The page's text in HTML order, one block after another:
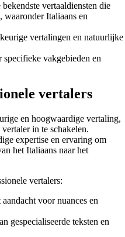
vertaaldiensten die
waaronder Italiaans en
vertalingen en natuurlijke
vakgebieden en
vertalers
en hoogwaardige vertaling,
in te schakelen.
expertise en ervaring om
het Italiaans naar het
vertalers:
voor nuances en
gespecialiseerde teksten en